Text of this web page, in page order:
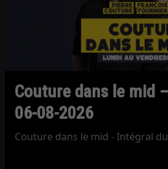
Couture dans le mid
06-08-2026
Couture dans le mid - Intégral